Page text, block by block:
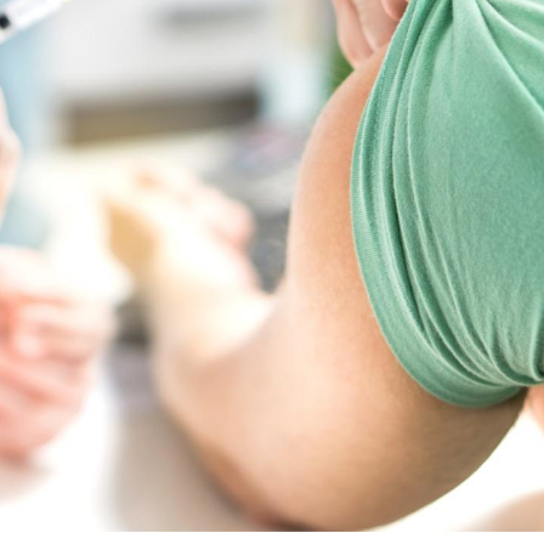
Comment gérer le
sommeil des enfants en
vacances ?
Bilan prévention : ce que
les kinés pourront
bientôt faire
TDAH : quel est ce
traitement autorisé aux
enfin
HAS